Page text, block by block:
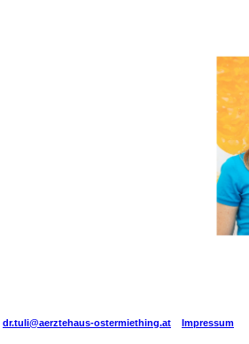
dr.tuli@aerztehaus-ostermiething.at Impressum